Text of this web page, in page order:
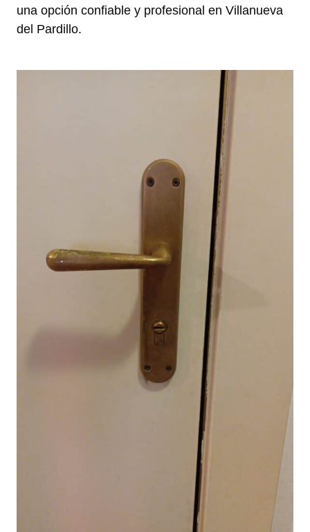
una opción confiable y profesional en Villanueva
del Pardillo.